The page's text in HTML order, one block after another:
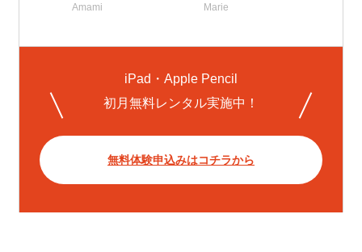
Amami Marie
iPad・Apple Pencil
初月無料レンタル実施中！
無料体験申込みはコチラから